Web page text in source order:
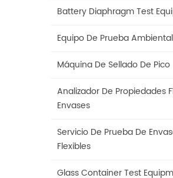
Battery Diaphragm Test
Equipo De Prueba Ambiental
Máquina De Sellado De Pico
Analizador De Propiedades
Envases
Servicio De Prueba De
Flexibles
Glass Container Test